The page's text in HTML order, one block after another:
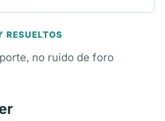
RESUELTOS
no ruido de foro